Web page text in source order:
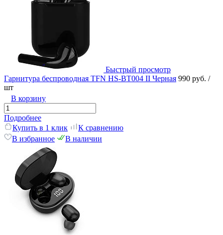
Быстрый просмотр
Гарнитура беспроводная TFN HS-BT004 II Черная 990 руб. /
шт
В корзину
Подробнее
Купить в 1 клик
К сравнению
В избранное
В наличии